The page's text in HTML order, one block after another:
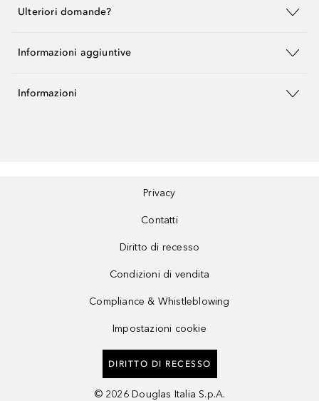
Ulteriori domande?
Informazioni aggiuntive
Informazioni
Privacy
Contatti
Diritto di recesso
Condizioni di vendita
Compliance & Whistleblowing
Impostazioni cookie
DIRITTO DI RECESSO
© 2026 Douglas Italia S.p.A.